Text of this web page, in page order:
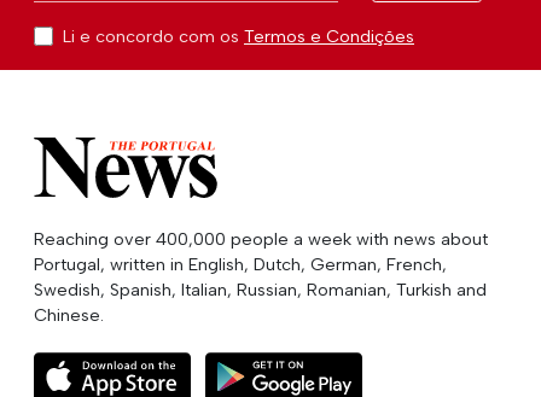
Li e concordo com os Termos e Condições
Reaching over 400,000 people a week with news about
Portugal, written in English, Dutch, German, French,
Swedish, Spanish, Italian, Russian, Romanian, Turkish and
Chinese.